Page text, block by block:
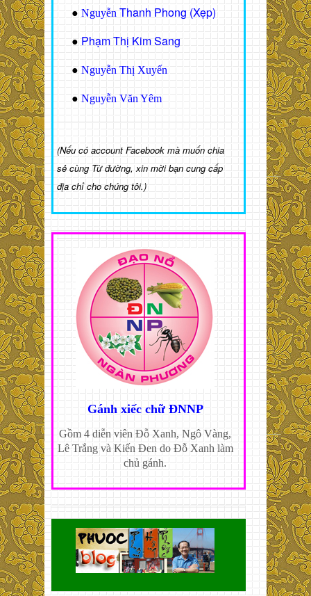
● Nguyễn Thanh Phong (Xẹp)
● Phạm Thị Kim Sang
● Nguyễn Thị Xuyến
● Nguyễn Văn Yêm
(Nếu có account Facebook mà muốn chia
sẻ cùng Từ đường, xin mời bạn cung cấp
địa chỉ cho chúng tôi.)
Gánh xiếc chữ ĐNNP
Gồm 4 diễn viên Đỗ Xanh, Ngô Vàng,
Lê Trắng và Kiến Đen do Đỗ Xanh làm
chủ gánh.